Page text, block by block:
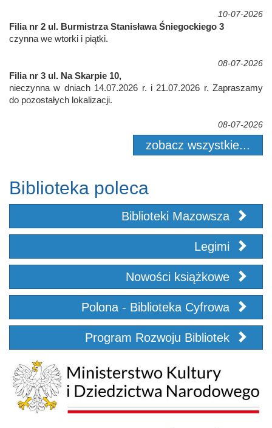
10-07-2026
Filia nr 2 ul. Burmistrza Stanisława Śniegockiego 3
czynna we wtorki i piątki.
08-07-2026
Filia nr 3 ul. Na Skarpie 10,
nieczynna w dniach 14.07.2026 r. i 21.07.2026 r. Zapraszamy
do pozostałych lokalizacji.
08-07-2026
zobacz wszystkie...
Biblioteka poleca
Biblioteki Mazowsza
Legimi
Nowości książkowe
Polona - Biblioteka Cyfrowa
Program Rozwoju Bibliotek